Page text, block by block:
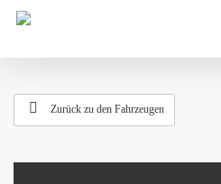
Zurück zu den Fahrzeugen